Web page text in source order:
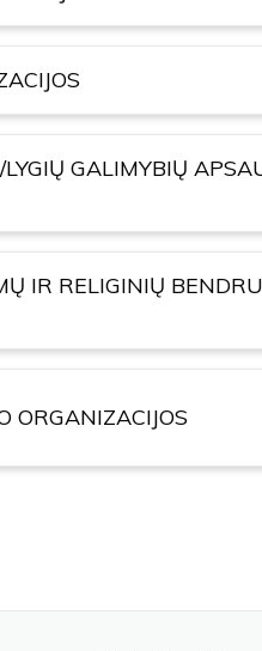
GALIMYBIŲ
IR RELIGINIŲ
ORGANIZACIJOS